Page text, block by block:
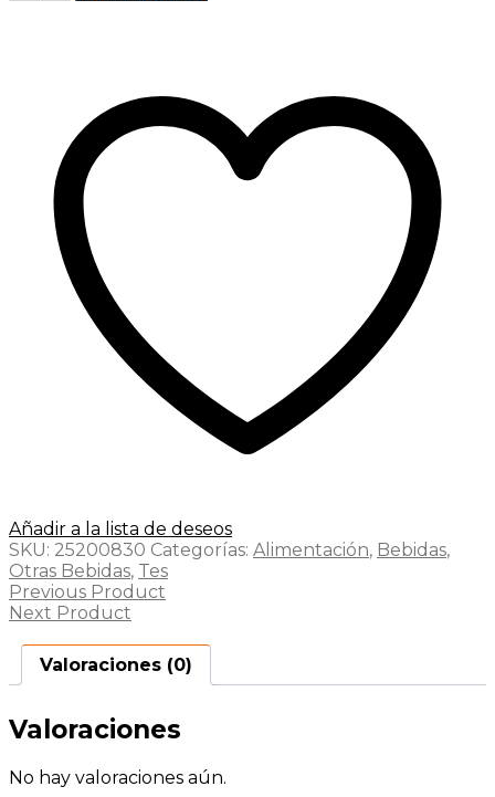
Kombucha
cantidad
Añadir a la lista de deseos
SKU: 25200830 Categorías: Alimentación, Bebidas,
Otras Bebidas, Tes
Previous Product
Next Product
Valoraciones (0)
Valoraciones
No hay valoraciones aún.